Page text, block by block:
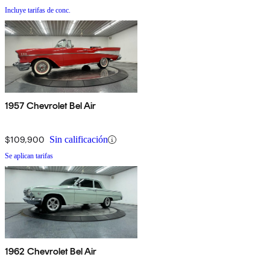
Incluye tarifas de conc.
1957 Chevrolet Bel Air
$109,900 Sin calificación
Se aplican tarifas
1962 Chevrolet Bel Air